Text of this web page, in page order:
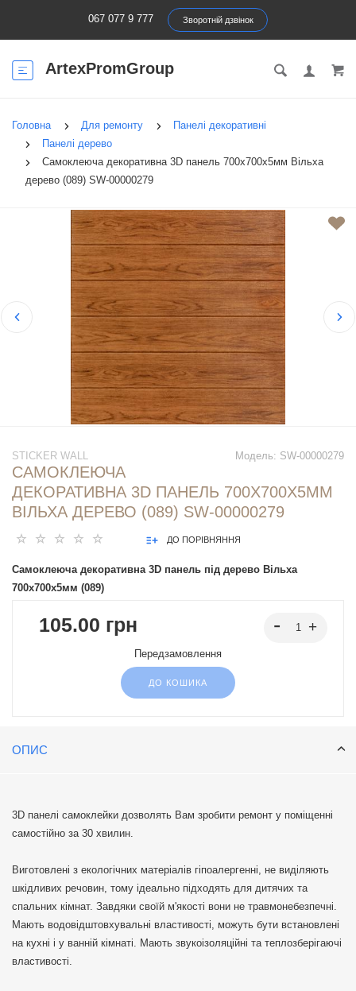
067 077 9 777 Зворотній дзвінок
ArtexPromGroup
Головна Для ремонту
Панелі декоративні
Панелі дерево
Самоклеюча декоративна 3D панель 700х700х5мм Вільха
дерево (089) SW-00000279
Модель: SW-00000279
STICKER WALL
САМОКЛЕЮЧА
ДЕКОРАТИВНА 3D ПАНЕЛЬ 700Х700Х5ММ
ВІЛЬХА ДЕРЕВО (089) SW-00000279
ДО ПОРІВНЯННЯ
Самоклеюча декоративна 3D панель під дерево Вільха
700х700х5мм (089)
105.00 грн
Передзамовлення
ДО КОШИКА
ОПИС
3D панелі самоклейки дозволять Вам зробити ремонт у поміщенні
самостійно за 30 хвилин.
Виготовлені з екологічних матеріалів гіпоалергенні, не виділяють
шкідливих речовин, тому ідеально підходять для дитячих та
спальних кімнат. Завдяки своїй м'якості вони не травмонебезпечні.
Мають водовідштовхувальні властивості, можуть бути встановлені
на кухні і у ванній кімнаті. Мають звукоізоляційні та теплозберігаючі
властивості.